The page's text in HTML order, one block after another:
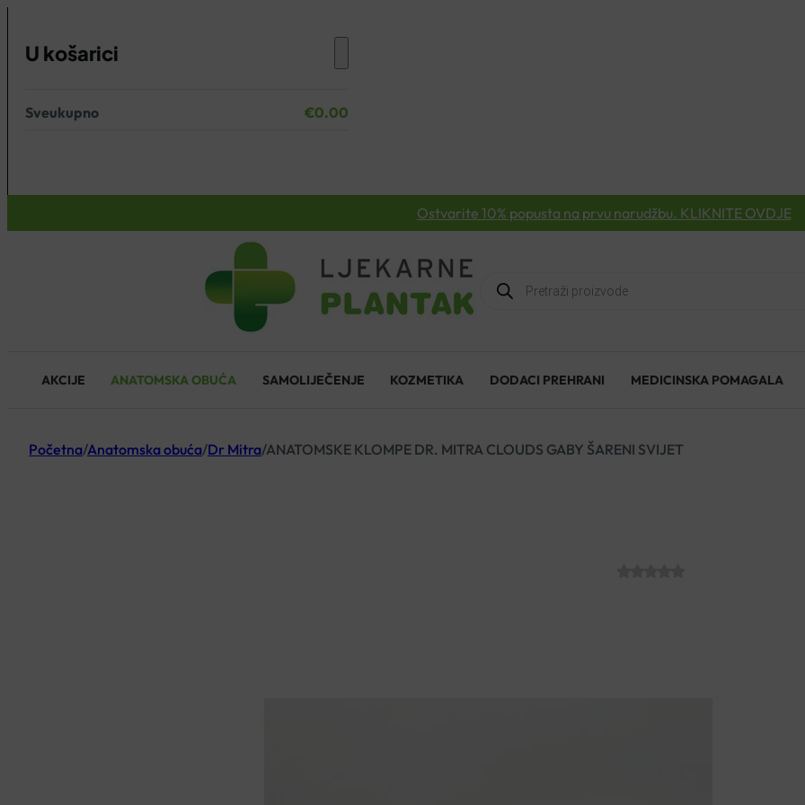
U košarici
Nema proizvoda u košarici.
Sveukupno €0.00
Ostvarite 10% popusta na prvu narudžbu. KLIKNITE OVDJE
Products
search
AKCIJE ANATOMSKA OBUĆA SAMOLIJEČENJE KOZMETIKA DODACI PREHRANI MEDICINSKA POMAGALA
Početna/Anatomska obuća/Dr Mitra/ANATOMSKE KLOMPE DR. MITRA CLOUDS GABY ŠARENI SVIJET